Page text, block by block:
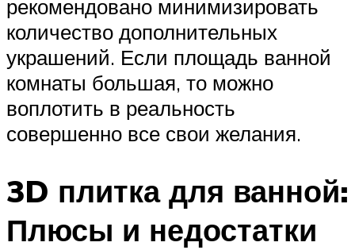
рекомендовано минимизировать
количество дополнительных
украшений. Если площадь ванной
комнаты большая, то можно
воплотить в реальность
совершенно все свои желания.
3D плитка для ванной:
Плюсы и недостатки